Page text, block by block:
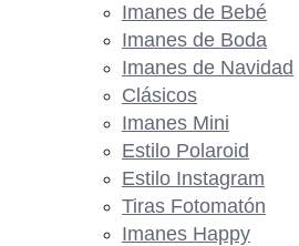
Imanes de Bebé
Imanes de Boda
Imanes de Navidad
Clásicos
Imanes Mini
Estilo Polaroid
Estilo Instagram
Tiras Fotomatón
Imanes Happy